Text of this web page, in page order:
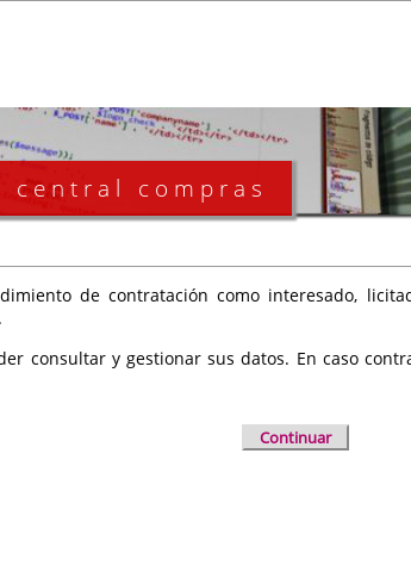
central compras
de contratación como interesado,
consultar y gestionar sus datos. En caso
Continuar